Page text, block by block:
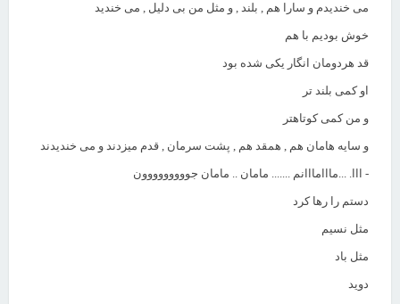
می خندیدم و سارا هم , بلند , و مثل من بی دلیل , می خندید
خوش بودیم با هم
قد هردومان انگار یکی شده بود
او کمی بلند تر
و من کمی کوتاهتر
و سایه هامان هم , همقد هم , پشت سرمان , قدم میزدند و می خندیدند
- ااا. ...مااامااانم ....... مامان .. مامان جووووووووون
دستم را رها کرد
مثل نسیم
مثل باد
دوید